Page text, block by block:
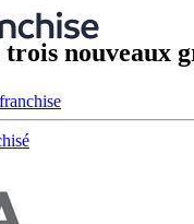
trois nouveaux